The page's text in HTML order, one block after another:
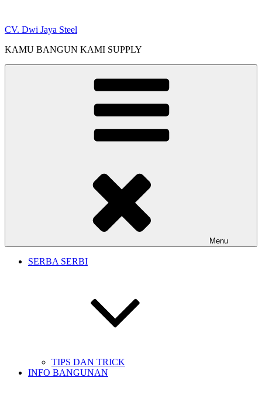
content
CV. Dwi Jaya Steel
KAMU BANGUN KAMI SUPPLY
Menu
SERBA SERBI
TIPS DAN TRICK
INFO BANGUNAN